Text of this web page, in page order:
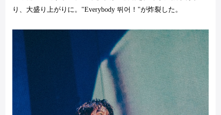
り、大盛り上がりに。"Everybody 뛰어！"が炸裂した。